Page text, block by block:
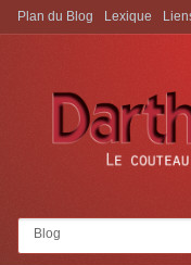
Aller à:
Plan du Blog Lexique